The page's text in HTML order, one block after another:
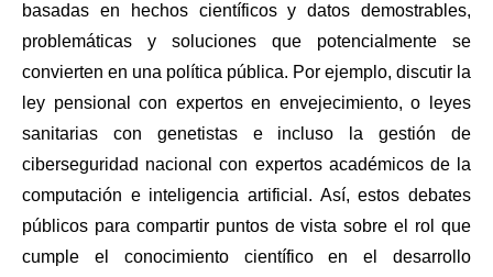
basadas en hechos científicos y datos demostrables,
problemáticas y soluciones que potencialmente se
convierten en una política pública. Por ejemplo, discutir la
ley pensional con expertos en envejecimiento, o leyes
sanitarias con genetistas e incluso la gestión de
ciberseguridad nacional con expertos académicos de la
computación e inteligencia artificial. Así, estos debates
públicos para compartir puntos de vista sobre el rol que
cumple el conocimiento científico en el desarrollo